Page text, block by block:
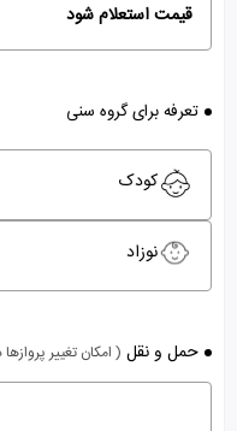
قیمت استعلام شود
تعرفه برای گروه سنی
کودک
نوزاد
حمل و نقل ( امکان تغییر